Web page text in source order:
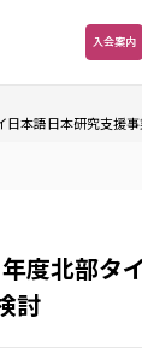
入会案内
日本語日本研究支援
度北部タ
討